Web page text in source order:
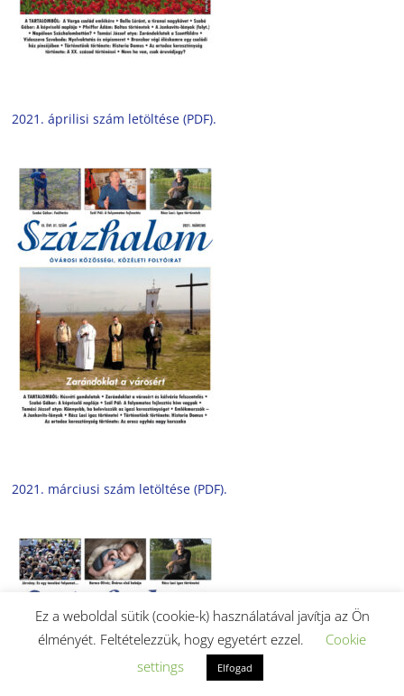
2021. áprilisi szám letöltése (PDF).
2021. márciusi szám letöltése (PDF).
Ez a weboldal sütik (cookie-k) használatával javítja az Ön
élményét. Feltételezzük, hogy egyetért ezzel.
Cookie
settings
Elfogad